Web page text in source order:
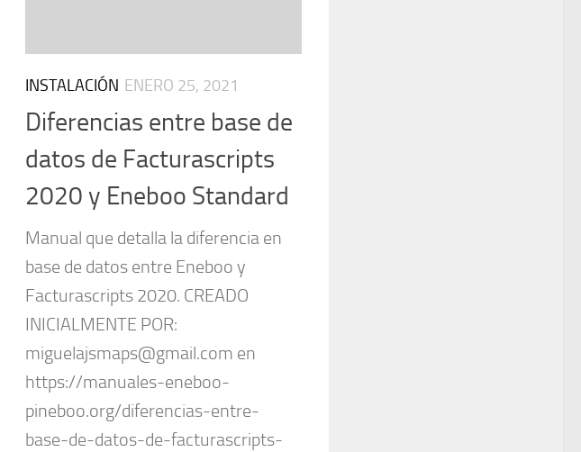
INSTALACIÓN ENERO 25, 2021
Diferencias entre base de
datos de Facturascripts
2020 y Eneboo Standard
Manual que detalla la diferencia en
base de datos entre Eneboo y
Facturascripts 2020. CREADO
INICIALMENTE POR:
miguelajsmaps@gmail.com en
https://manuales-eneboo-
pineboo.org/diferencias-entre-
base-de-datos-de-facturascripts-